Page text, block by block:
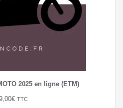
2025 en ligne (ETM)
€ TTC